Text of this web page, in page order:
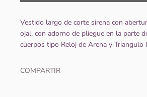
Vestido largo de corte sirena con
ojal, con adorno de pliegue en la parte
cuerpos tipo Reloj de Arena y Triangulo
COMPARTIR